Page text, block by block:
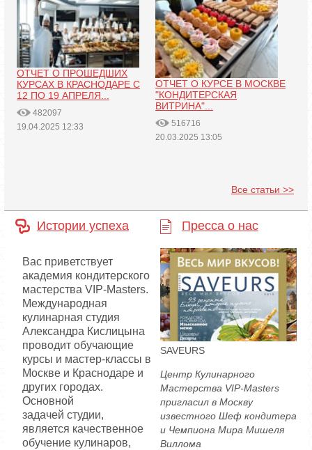
ОТЧЕТ О ПРОШЕДШИХ
КУРСАХ В КРАСНОДАРЕ С
12 ПО 19 АПРЕЛЯ...
482097
19.04.2025 12:33
ОТЧЕТ О КУРСЕ В МОСКВЕ
"КОНДИТЕРСКАЯ
ВИТРИНА"...
516716
20.03.2025 13:05
Все статьи >>
Истории успеха
Вас приветствует
академия кондитерского
мастерства VIP-Masters.
Международная
кулинарная студия
Александра Кислицына
проводит обучающие
курсы и мастер-классы в
Москве и Краснодаре и
других городах.
Основной
задачей студии,
является качественное
обучение кулинаров,
Пресса о нас
SAVEURS
Центр Кулинарного
Мастерства VIP-Masters
пригласил в Москву
известного Шеф кондитера
и Чемпиона Мира Мишеля
Виллома